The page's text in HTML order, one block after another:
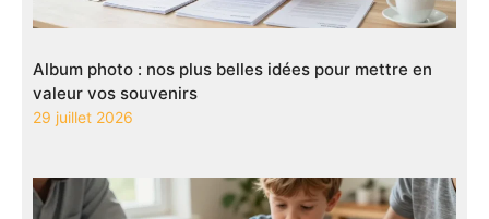
Album photo : nos plus belles idées pour mettre en
valeur vos souvenirs
29 juillet 2026